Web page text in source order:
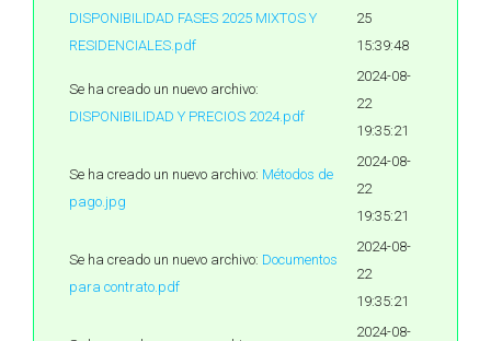
DISPONIBILIDAD FASES 2025 MIXTOS Y
RESIDENCIALES.pdf
25
15:39:48
Se ha creado un nuevo archivo:
DISPONIBILIDAD Y PRECIOS 2024.pdf
2024-08-
22
19:35:21
Se ha creado un nuevo archivo: Métodos de
pago.jpg
2024-08-
22
19:35:21
Se ha creado un nuevo archivo: Documentos
para contrato.pdf
2024-08-
22
19:35:21
2024-08-